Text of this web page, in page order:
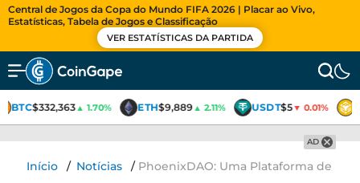
Central de Jogos da Copa do Mundo FIFA 2026 | Placar ao Vivo,
Estatísticas, Tabela de Jogos e Classificação
VER ESTATÍSTICAS DA PARTIDA
BTC$332,363▲ 1.70% ETH$9,889▲ 2.11% USDT$5▼ 0.01%
AD
Início / Notícias / PhoenixDAO: Uma Plataforma de